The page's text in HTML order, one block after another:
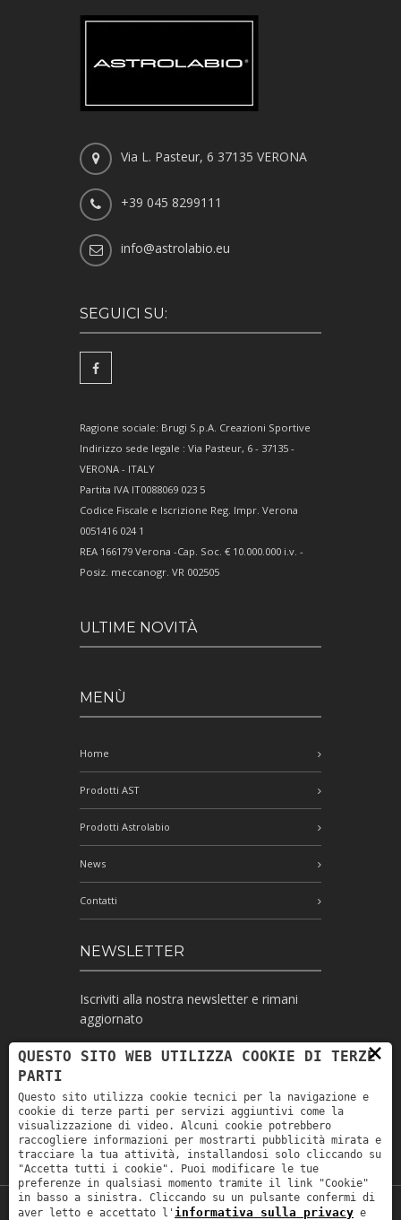
Via L. Pasteur, 6 37135 VERONA
+39 045 8299111
info@astrolabio.eu
SEGUICI SU:
Ragione sociale: Brugi S.p.A. Creazioni Sportive
Indirizzo sede legale : Via Pasteur, 6 - 37135 -
VERONA - ITALY
Partita IVA IT0088069 023 5
Codice Fiscale e Iscrizione Reg. Impr. Verona
0051416 024 1
REA 166179 Verona -Cap. Soc. € 10.000.000 i.v. -
Posiz. meccanogr. VR 002505
ULTIME NOVITÀ
MENÙ
Home
Prodotti AST
Prodotti Astrolabio
News
Contatti
NEWSLETTER
Iscriviti alla nostra newsletter e rimani
aggiornato
Ho letto l'informativa e autorizzo il
trattamento dei miei dati personali per le
finalità ivi indicate *
×
QUESTO SITO WEB UTILIZZA COOKIE DI TERZE
PARTI
Questo sito utilizza cookie tecnici per la navigazione e
cookie di terze parti per servizi aggiuntivi come la
visualizzazione di video. Alcuni cookie potrebbero
raccogliere informazioni per mostrarti pubblicità mirata e
tracciare la tua attività, installandosi solo cliccando su
"Accetta tutti i cookie". Puoi modificare le tue
preferenze in qualsiasi momento tramite il link "Cookie"
in basso a sinistra. Cliccando su un pulsante confermi di
aver letto e accettato l' informativa sulla privacy e